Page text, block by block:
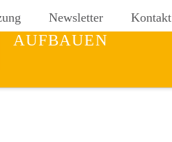
Newsletter Kontakt
REICH GOTTES
AUFBAUEN